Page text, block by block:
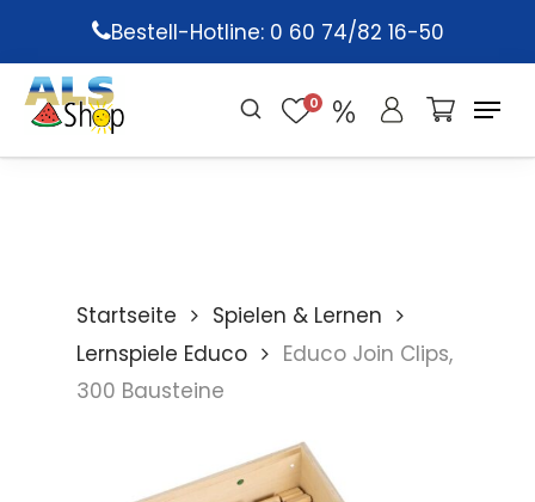
main
content
Bestell-Hotline: 0 60 74/82 16-50
0
Startseite
Spielen & Lernen
Lernspiele Educo
Educo Join Clips,
300 Bausteine